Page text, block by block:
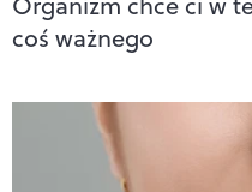
coś ważnego